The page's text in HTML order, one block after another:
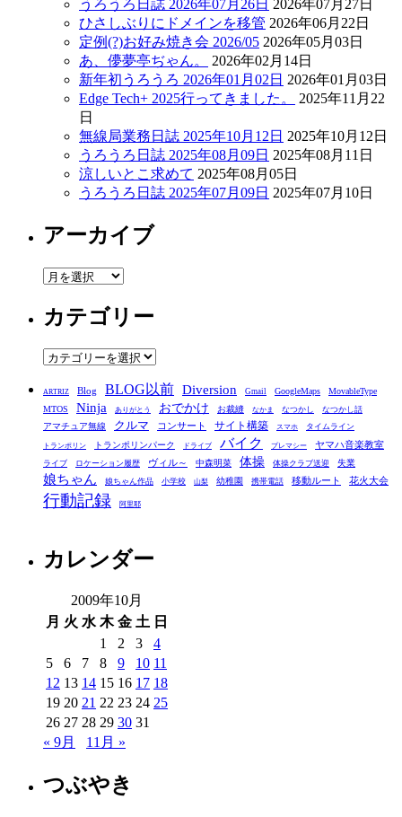
うろうろ日誌 2026年07月26日 2026年07月27日
ひさしぶりにドメインを移管 2026年06月22日
定例(?)お好み焼き会 2026/05 2026年05月03日
あ、儚夢亭ぢゃん。
2026年02月14日
新年初うろうろ 2026年01月02日 2026年01月03日
Edge Tech+ 2025行ってきました。
2025年11月22
日
無線局業務日誌 2025年10月12日 2025年10月12日
うろうろ日誌 2025年08月09日 2025年08月11日
涼しいとこ求めて 2025年08月05日
うろうろ日誌 2025年07月09日 2025年07月10日
アーカイブ
ア
カ
イ
ブ
カテゴリー
カ
ゴ
リ
ー
ARTRIZ Blog BLOG以前 Diversion Gmail GoogleMaps
MovableType
MTOS
Ninja ありがとう おでかけ お裁縫 なかま なつかし なつかし話
アマチュア無線 クルマ コンサート サイト構築 スマホ タイムライン
トランポリン トランポリンパーク ドライブ バイク プレマシー ヤマハ音楽教室
ライブ ロケーション履歴 ヴィル～ 中森明菜 体操 体操クラブ送迎 失業
娘ちゃん 娘ちゃん作品 小学校 山梨 幼稚園 携帯電話 移動ルート 花火大会
行動記録 阿里耶
カレンダー
2009年10月
月 火 水 木 金 土 日
1
2 3
4
5
6 7 8 9 10 11
12 13 14 15 16 17 18
19 20 21 22 23 24 25
26 27 28 29 30 31
« 9月
11月 »
つぶやき